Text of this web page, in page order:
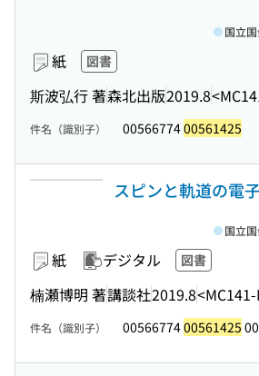
紙 図書
斯波弘行 著森北出版2019.8
国立
件名（識別子） 0056677400561425
スピンと軌道の電
紙 デジタル 図書
楠瀬博明 著講談社2019.8
国立
件名（識別子） 0056677400561425